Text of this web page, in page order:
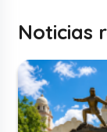
Noticias